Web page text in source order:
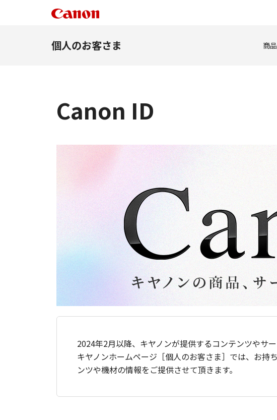
個人のお客さま 商
Canon ID
2024年2月以降、キヤノンが提供するコンテンツやサ
キヤノンホームページ［個人のお客さま］では、お持
ンツや機材の情報をご提供させて頂きます。